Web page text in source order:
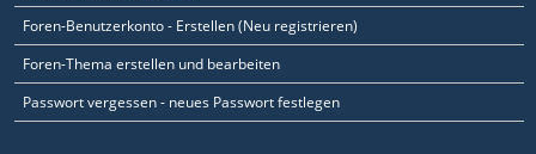
Foren-Benutzerkonto - Erstellen (Neu registrieren)
Foren-Thema erstellen und bearbeiten
Passwort vergessen - neues Passwort festlegen